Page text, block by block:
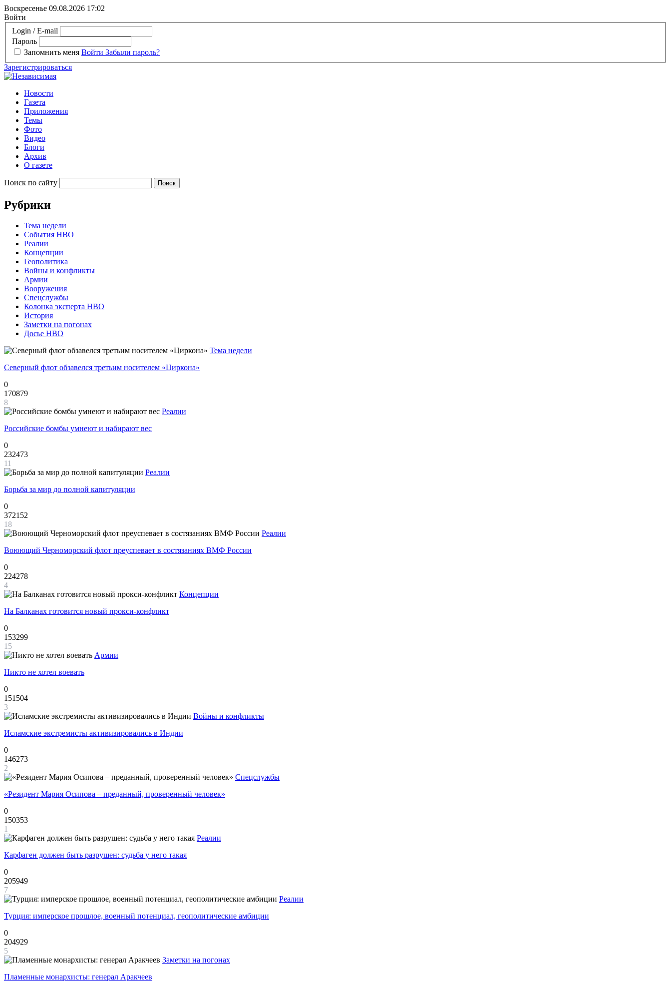
Воскресенье 09.08.2026 17:02
Войти
Login / E-mail
Пароль
Запомнить меня Войти Забыли пароль?
Зарегистрироваться
Новости
Газета
Приложения
Темы
Фото
Видео
Блоги
Архив
О газете
Поиск по сайту
Рубрики
Тема недели
События НВО
Реалии
Концепции
Геополитика
Войны и конфликты
Армии
Вооружения
Спецслужбы
Колонка эксперта НВО
История
Заметки на погонах
Досье НВО
Тема недели
Северный флот обзавелся третьим носителем «Циркона»
0
170879
8
Реалии
Российские бомбы умнеют и набирают вес
0
232473
11
Реалии
Борьба за мир до полной капитуляции
0
372152
18
Реалии
Воюющий Черноморский флот преуспевает в состязаниях ВМФ России
0
224278
4
Концепции
На Балканах готовится новый прокси-конфликт
0
153299
15
Армии
Никто не хотел воевать
0
151504
3
Войны и конфликты
Исламские экстремисты активизировались в Индии
0
146273
2
Спецслужбы
«Резидент Мария Осипова – преданный, проверенный человек»
0
150353
1
Реалии
Карфаген должен быть разрушен: судьба у него такая
0
205949
7
Реалии
Турция: имперское прошлое, военный потенциал, геополитические амбиции
0
204929
5
Заметки на погонах
Пламенные монархисты: генерал Аракчеев